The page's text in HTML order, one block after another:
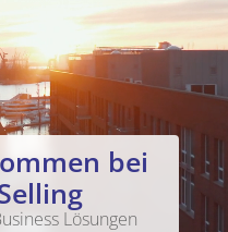
bei
Lösungen